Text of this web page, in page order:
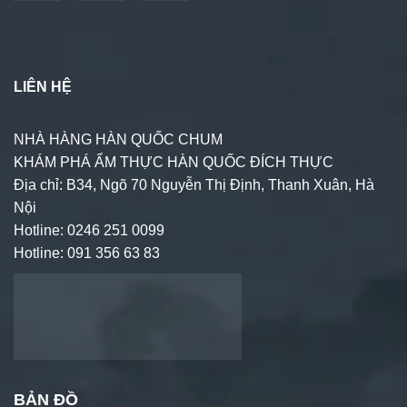
LIÊN HỆ
NHÀ HÀNG HÀN QUỐC CHUM
KHÁM PHÁ ẨM THỰC HÀN QUỐC ĐÍCH THỰC
Địa chỉ: B34, Ngõ 70 Nguyễn Thị Định, Thanh Xuân, Hà
Nội
Hotline: 0246 251 0099
Hotline: 091 356 63 83
BẢN ĐỒ